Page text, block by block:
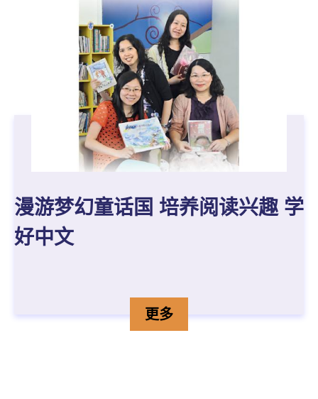
漫游梦幻童话国 培养阅读兴趣 学
好中文
詹小慧、陈彩凤、黄慧仪
更多详情